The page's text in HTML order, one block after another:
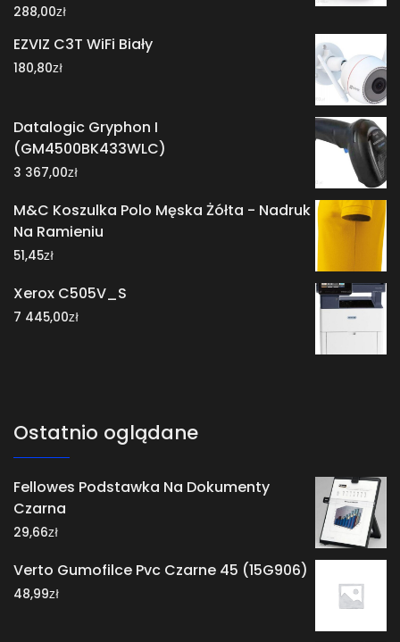
288,00zł
EZVIZ C3T WiFi Biały
180,80zł
Datalogic Gryphon I
(GM4500BK433WLC)
3 367,00zł
M&C Koszulka Polo Męska Żółta - Nadruk
Na Ramieniu
51,45zł
Xerox C505V_S
7 445,00zł
Ostatnio oglądane
Fellowes Podstawka Na Dokumenty
Czarna
29,66zł
Verto Gumofilce Pvc Czarne 45 (15G906)
48,99zł